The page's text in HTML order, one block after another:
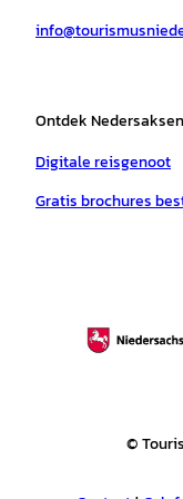
m
Ontdek Nedersaksen
Digitale reisgenoot
Gratis brochures
©